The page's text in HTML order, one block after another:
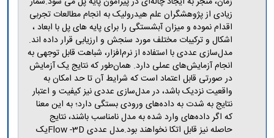
آئین
نامه
نامه
های
پژوهشی
فرم
های
پژوهشی
زیادی از پژوهشگران علم هیدرولیک به انجام مطالعات تجربی
اقدام نموده و میزان آبشستگی را برای پایه های پل با ابعاد ،
اشکال و ترکیبات مختلف مورد سنجش و ارزیابی قرار داده اند.
مدل‌سازی عددی با استفاده از نرم‌افزار، شباهت قابل توجهی به
انجام آزمایش‌های عملی دارد. همان‌طور که نتایج یک آزمایش
در صورتی قابل اعتماد است که شرایط آن تا حد امکان به
واقعیت نزدیک باشد، در مدل‌سازی عددی نیز کیفیت و اعتبار
نتایج به شدت به داده‌های ورودی بستگی دارد؛ به این معنا
که اگر داده‌های وارد شده به مدل نامناسب باشند، نتایج
حاصله نیز قابل اتکا نخواهند بود.مدل عددی Flow -3Dیک